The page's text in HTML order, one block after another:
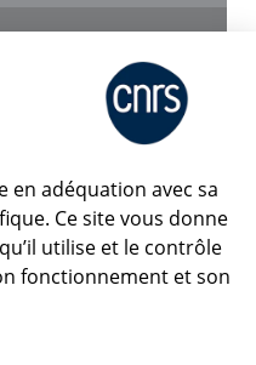
Partager
CNRS
en adéquation avec sa
Ce site vous donne
utilise et le contrôle
fonctionnement et son